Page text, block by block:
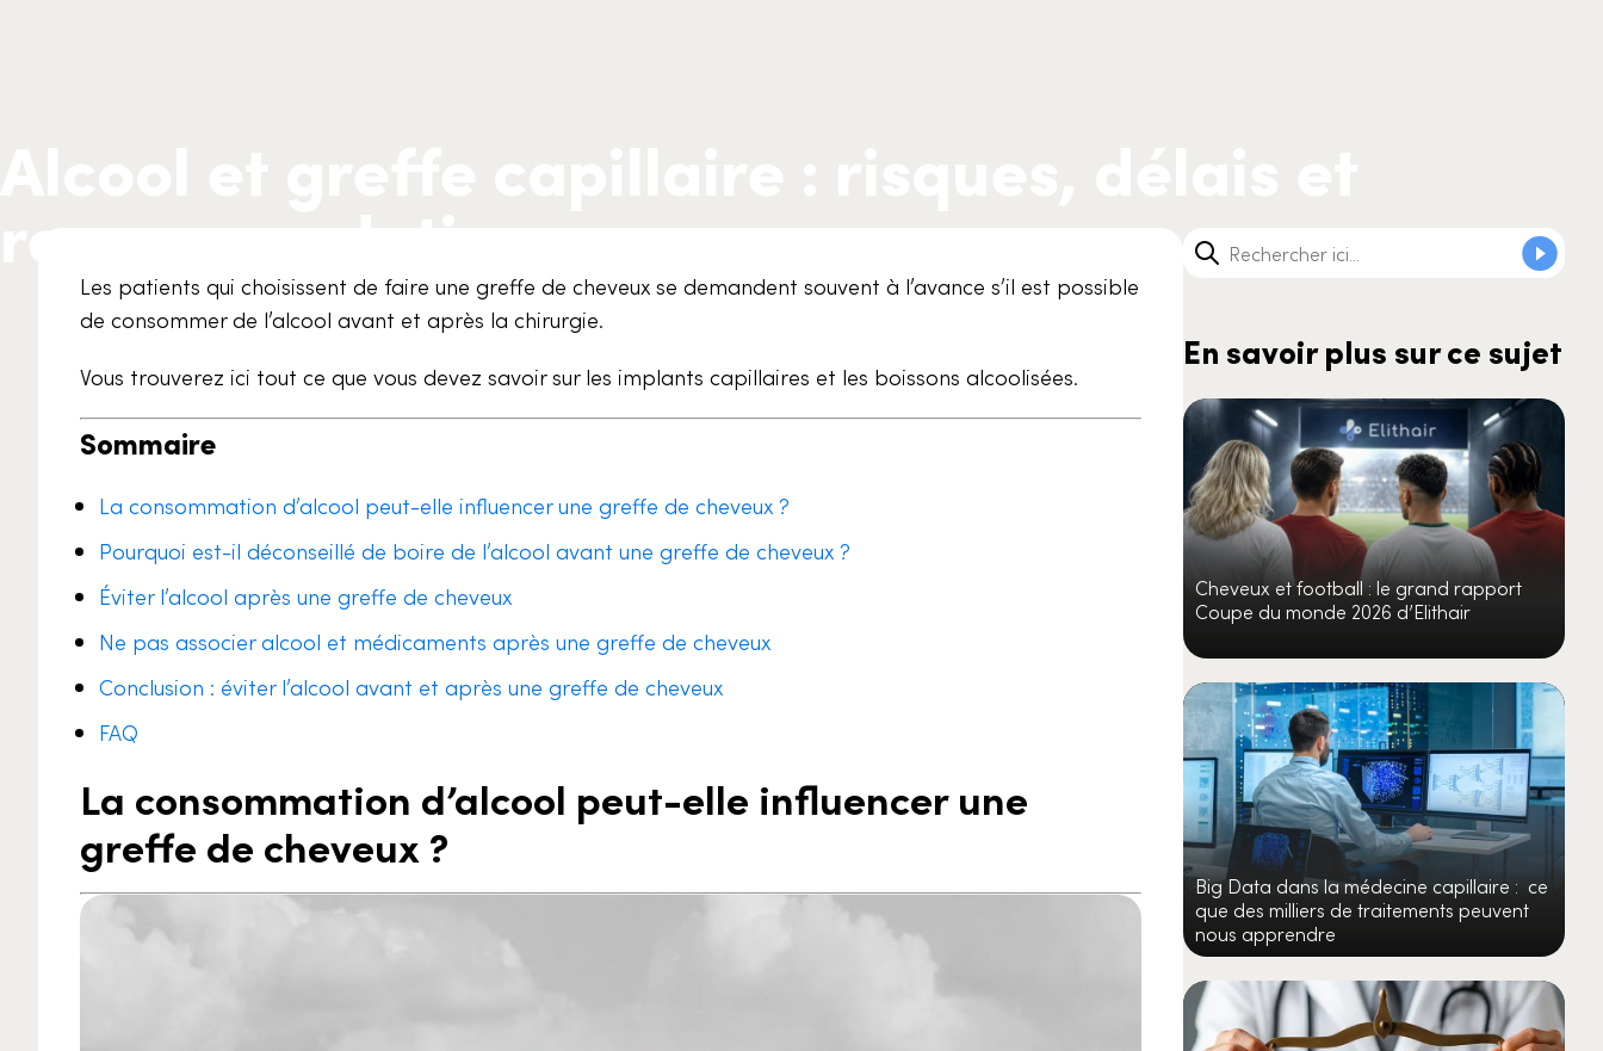
Les patients qui choisissent de faire une greffe de cheveux se demandent souvent à l’avance s’il est possible
de consommer de l’alcool avant et après la chirurgie.
Vous trouverez ici tout ce que vous devez savoir sur les implants capillaires et les boissons alcoolisées.
Sommaire
La consommation d’alcool peut-elle influencer une greffe de cheveux ?
Pourquoi est-il déconseillé de boire de l’alcool avant une greffe de cheveux ?
Éviter l’alcool après une greffe de cheveux
Ne pas associer alcool et médicaments après une greffe de cheveux
Conclusion : éviter l’alcool avant et après une greffe de cheveux
FAQ
La consommation d’alcool peut-elle influencer une
greffe de cheveux ?
En savoir plus sur ce sujet
Cheveux et football : le grand rapport
Coupe du monde 2026 d’Elithair
Big Data dans la médecine capillaire : ce
que des milliers de traitements peuvent
nous apprendre